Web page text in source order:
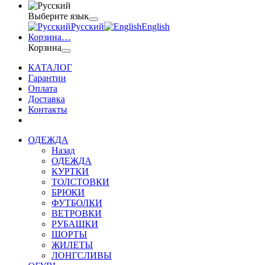
Выберите язык
Русский
English
Корзина…
Корзина
КАТАЛОГ
Гарантии
Оплата
Доставка
Контакты
ОДЕЖДА
Назад
ОДЕЖДА
КУРТКИ
ТОЛСТОВКИ
БРЮКИ
ФУТБОЛКИ
ВЕТРОВКИ
РУБАШКИ
ШОРТЫ
ЖИЛЕТЫ
ЛОНГСЛИВЫ